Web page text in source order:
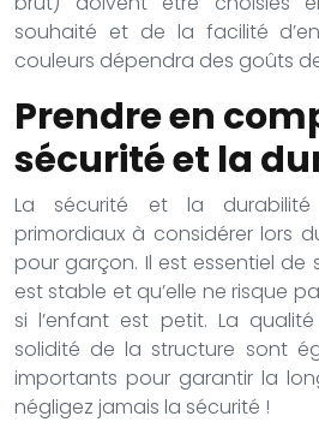
souhaité et de la facilité
couleurs dépendra des goûts
Prendre en
sécurité et la
La sécurité et la
primordiaux à considérer lors
pour garçon. Il est essentiel de
est stable et qu’elle ne risque
si l’enfant est petit. La
solidité de la structure sont
importants pour garantir la
négligez jamais la sécurité !